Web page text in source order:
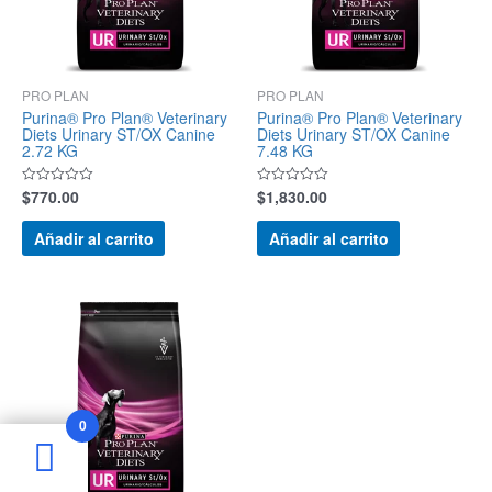
PRO PLAN
Purina® Pro Plan® Veterinary
Diets Urinary ST/OX Canine
2.72 KG
Valorado
con
0
$770.00
Añadir al carrito
PRO PLAN
Purina® Pro Plan® Veterinary
Diets Urinary ST/OX Canine
7.48 KG
Valorado
con
0
$1,830.00
Añadir al carrito
0